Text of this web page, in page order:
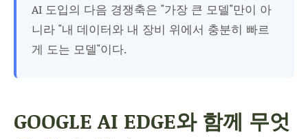
AI 도입의 다음 경쟁축은 "가장 큰 모델"만이 아
니라 "내 데이터와 내 장비 위에서 충분히 빠르
게 도는 모델"이다.
GOOGLE AI EDGE와 함께 무엇